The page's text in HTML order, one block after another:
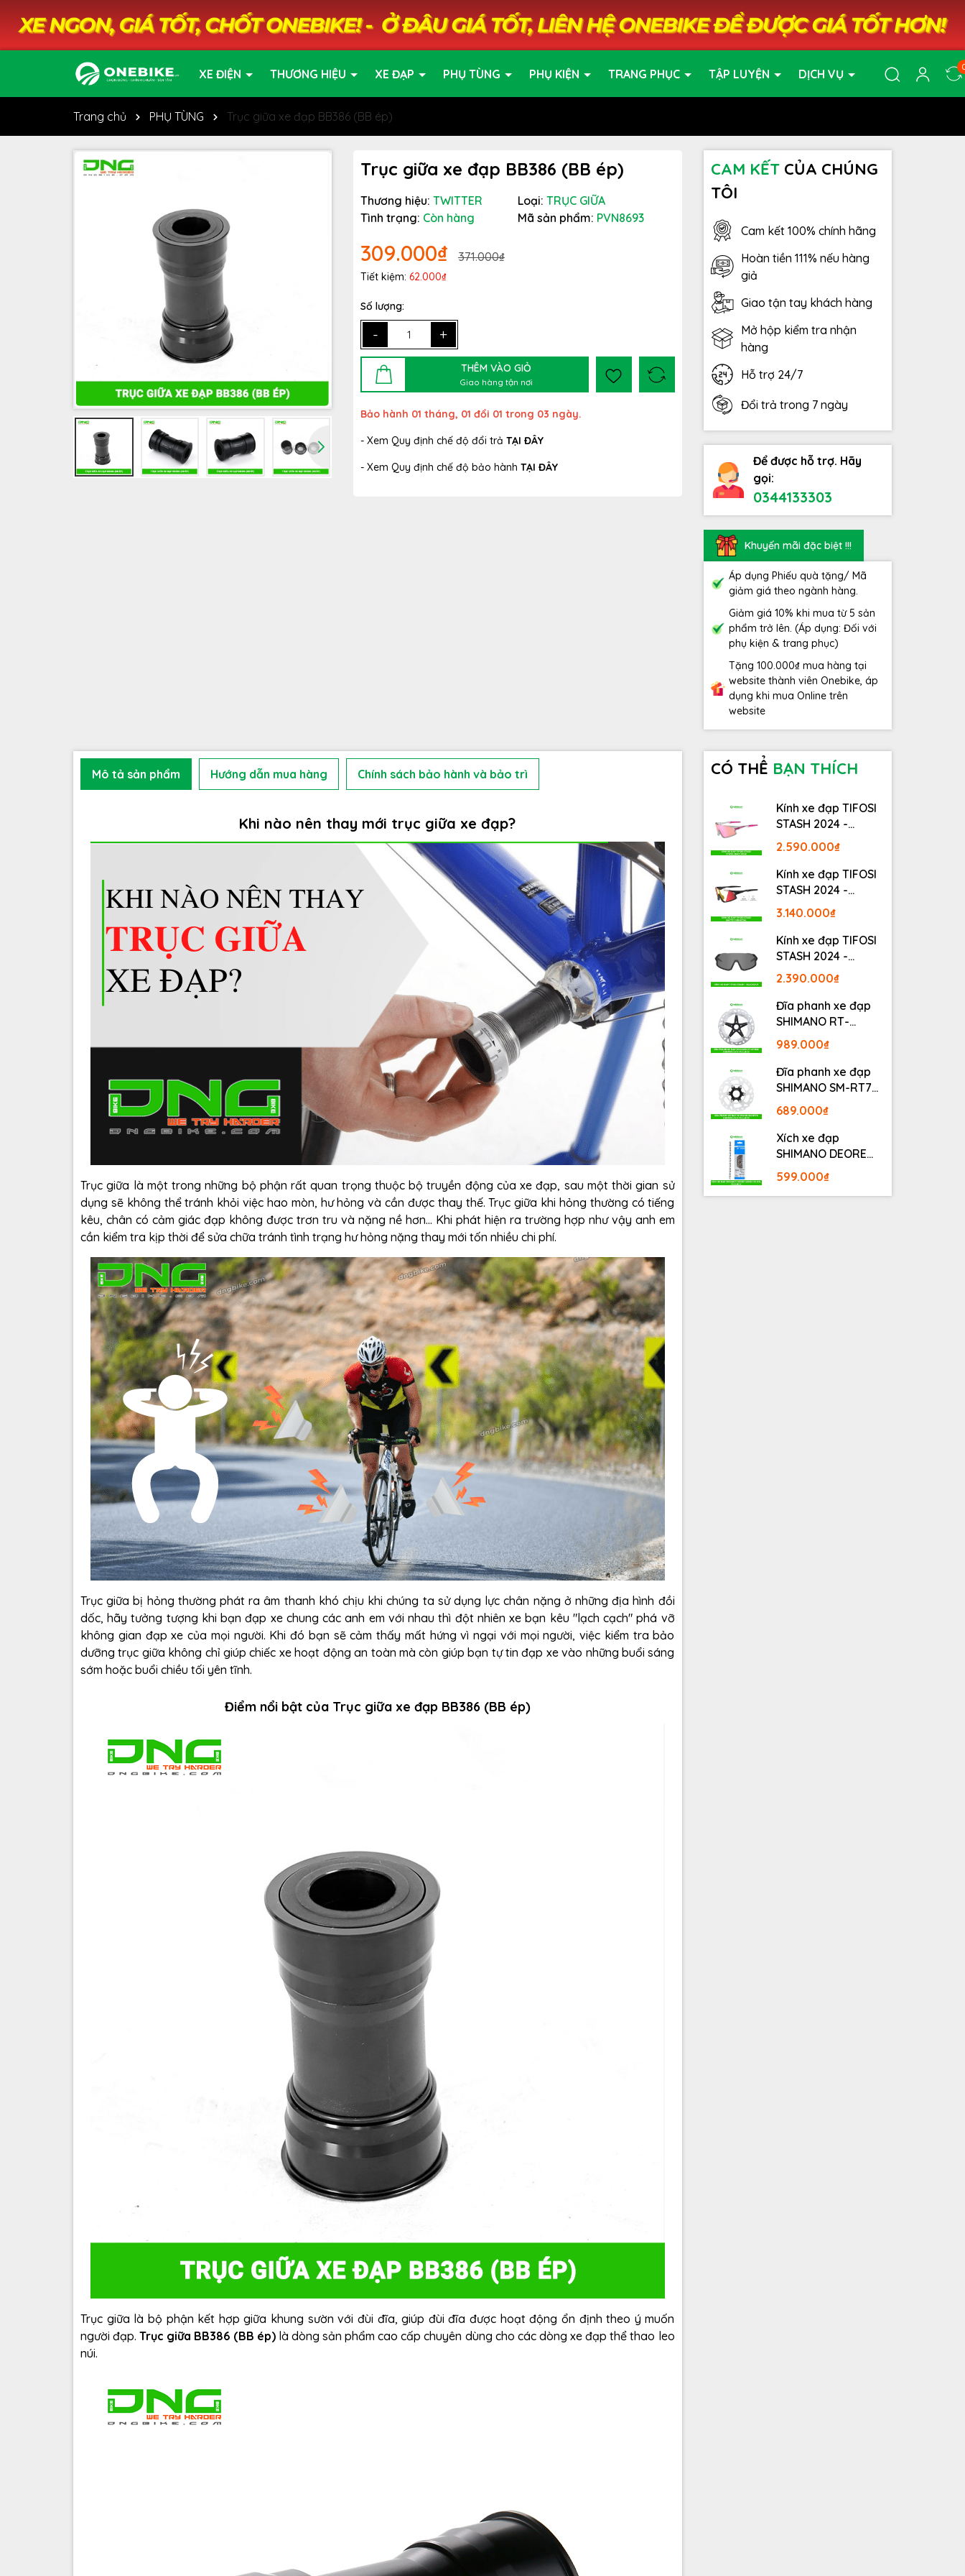
XE ĐIỆN THƯƠNG HIỆU XE ĐẠP PHỤ TÙNG PHỤ KIỆN TRANG PHỤC TẬP LUYỆN DỊCH VỤ
Trang chủ PHỤ TÙNG Trục giữa xe đạp BB386 (BB ép)
Trục giữa xe đạp BB386 (BB ép)
Thương hiệu: TWITTER Loại: TRỤC GIỮA
Tình trạng: Còn hàng Mã sản phẩm: PVN8693
309.000₫ 371.000₫
Tiết kiệm: 62.000₫
Số lượng:
- +
THÊM VÀO GIỎ
Giao hàng tận nơi
Bảo hành 01 tháng, 01 đổi 01 trong 03 ngày.
- Xem Quy định chế độ đổi trả TẠI ĐÂY
- Xem Quy định chế độ bảo hành TẠI ĐÂY
CAM KẾTCỦA CHÚNG
TÔI
Cam kết 100% chính hãng
Hoàn tiền 111% nếu hàng
giả
Giao tận tay khách hàng
Mở hộp kiểm tra nhận
hàng
Hỗ trợ 24/7
Đổi trả trong 7 ngày
Để được hỗ trợ. Hãy
gọi:
0344133303
Khuyến mãi đặc biệt !!!
Áp dụng Phiếu quà tặng/ Mã
giảm giá theo ngành hàng.
Giảm giá 10% khi mua từ 5 sản
phẩm trở lên. (Áp dụng: Đối với
phụ kiện & trang phục)
Tặng 100.000₫ mua hàng tại
website thành viên Onebike, áp
dụng khi mua Online trên
website
Mô tả sản phẩm Hướng dẫn mua hàng Chính sách bảo hành và bảo trì
Khi nào nên thay mới trục giữa xe đạp?
Trục giữa là một trong những bộ phận rất quan trọng thuộc bộ truyền động của xe đạp, sau một thời gian sử
dụng sẽ không thể tránh khỏi việc hao mòn, hư hỏng và cần được thay thế. Trục giữa khi hỏng thường có tiếng
kêu, chân có cảm giác đạp không được trơn tru và nặng nề hơn... Khi phát hiện ra trường hợp như vậy anh em
cần kiểm tra kịp thời để sửa chữa tránh tình trạng hư hỏng nặng thay mới tốn nhiều chi phí.
Trục giữa bị hỏng thường phát ra âm thanh khó chịu khi chúng ta sử dụng lực chân nặng ở những địa hình đồi
dốc, hãy tưởng tượng khi bạn đạp xe chung các anh em với nhau thì đột nhiên xe bạn kêu "lạch cạch" phá vỡ
không gian đạp xe của mọi người. Khi đó bạn sẽ cảm thấy mất hứng vì ngại với mọi người, việc kiểm tra bảo
dưỡng trục giữa không chỉ giúp chiếc xe hoạt động an toàn mà còn giúp bạn tự tin đạp xe vào những buổi sáng
sớm hoặc buổi chiều tối yên tĩnh.
Điểm nổi bật của Trục giữa xe đạp BB386 (BB ép)
Trục giữa là bộ phận kết hợp giữa khung sườn với đùi đĩa, giúp đùi đĩa được hoạt động ổn định theo ý muốn
người đạp.Trục giữa BB386 (BB ép)là dòng sản phẩm cao cấp chuyên dùng cho các dòng xe đạp thể thao leo
núi.
CÓ THỂ BẠN THÍCH
Kính xe đạp TIFOSI
STASH 2024 -
STASH, RACE PINK
2.590.000₫
Kính xe đạp TIFOSI
STASH 2024 -
MATTE GUNMETAL
3.140.000₫
Kính xe đạp TIFOSI
STASH 2024 -
BLACKOUT
2.390.000₫
Đĩa phanh xe đạp
SHIMANO RT-
MT800 Center lock
Fullbox
989.000₫
Đĩa phanh xe đạp
SHIMANO SM-RT70
Center lock Fullbox
689.000₫
Xích xe đạp
SHIMANO DEORE
M6100 12S 126L
Fullbox
599.000₫